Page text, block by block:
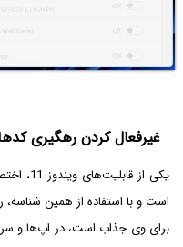
غیرفعال کردن رهگیری
یکی از
است و با استفاده از همین شناسه،
برای وی جذاب است، در اپ‌ها و